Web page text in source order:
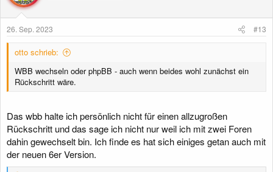
26. Sep. 2023 #13
otto schrieb:
WBB wechseln oder phpBB - auch wenn beides wohl zunächst ein
Rückschritt wäre.
Das wbb halte ich persönlich nicht für einen allzugroßen
Rückschritt und das sage ich nicht nur weil ich mit zwei Foren
dahin gewechselt bin. Ich finde es hat sich einiges getan auch mit
der neuen 6er Version.